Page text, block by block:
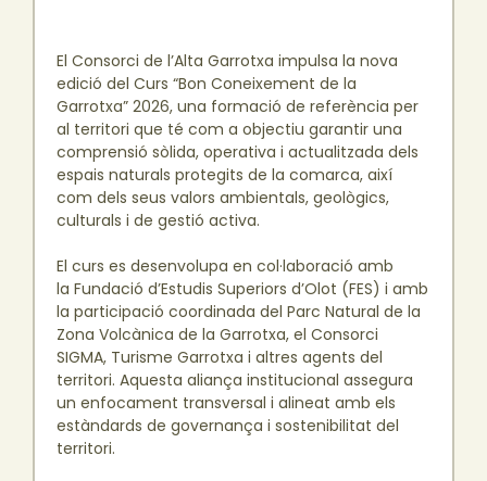
El Consorci de l’Alta Garrotxa impulsa la nova
edició del Curs “Bon Coneixement de la
Garrotxa” 2026, una formació de referència per
al territori que té com a objectiu garantir una
comprensió sòlida, operativa i actualitzada dels
espais naturals protegits de la comarca, així
com dels seus valors ambientals, geològics,
culturals i de gestió activa.
El curs es desenvolupa en col·laboració amb
la Fundació d’Estudis Superiors d’Olot (FES) i amb
la participació coordinada del Parc Natural de la
Zona Volcànica de la Garrotxa, el Consorci
SIGMA, Turisme Garrotxa i altres agents del
territori. Aquesta aliança institucional assegura
un enfocament transversal i alineat amb els
estàndards de governança i sostenibilitat del
territori.